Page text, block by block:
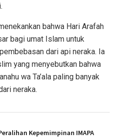
bahwa Hari Arafah
bagi umat Islam untuk
dari api neraka. Ia
yang menyebutkan bahwa
wa Ta’ala paling banyak
neraka.
Kepemimpinan IMAPA